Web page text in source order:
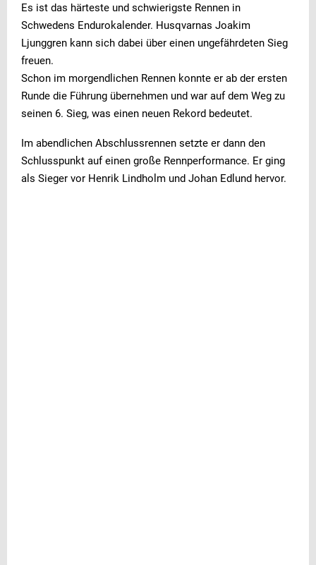
Es ist das härteste und schwierigste Rennen in
Schwedens Endurokalender. Husqvarnas Joakim
Ljunggren kann sich dabei über einen ungefährdeten Sieg
freuen.
Schon im morgendlichen Rennen konnte er ab der ersten
Runde die Führung übernehmen und war auf dem Weg zu
seinen 6. Sieg, was einen neuen Rekord bedeutet.
Im abendlichen Abschlussrennen setzte er dann den
Schlusspunkt auf einen große Rennperformance. Er ging
als Sieger vor Henrik Lindholm und Johan Edlund hervor.